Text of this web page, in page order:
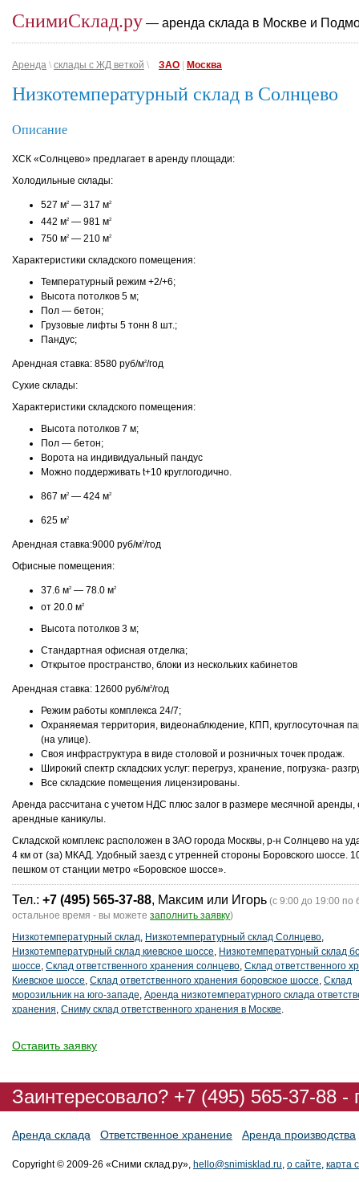
СнимиСклад.ру — аренда склада в Москве и
Аренда \ склады с ЖД веткой \ ЗАО Москва
Низкотемпературный склад в Солнцево
Описание
ХСК «Солнцево» предлагает в аренду площади:
Холодильные склады:
527 м2 — 317 м2
442 м2 — 981 м2
750 м2 — 210 м2
Характеристики складского помещения:
Температурный режим +2/+6;
Высота потолков 5 м;
Пол — бетон;
Грузовые лифты 5 тонн 8 шт.;
Пандус;
Арендная ставка: 8580 руб/м2/год
Сухие склады:
Характеристики складского помещения:
Высота потолков 7 м;
Пол — бетон;
Ворота на индивидуальный пандус
Можно поддерживать t+10 круглогодично.
867 м2 — 424 м2
625 м2
Арендная ставка:9000 руб/м2/год
Офисные помещения:
37.6 м2 — 78.0 м2
от 20.0 м2
Высота потолков 3 м;
Стандартная офисная отделка;
Открытое пространство, блоки из нескольких кабинетов
Арендная ставка: 12600 руб/м2/год
Режим работы комплекса 24/7;
Охраняемая территория, видеонаблюдение, КПП, круглосуточная
(на улице).
Своя инфраструктура в виде столовой и розничных точек продаж.
Широкий спектр складских услуг: перегруз, хранение, погрузка-
Все складские помещения лицензированы.
Аренда рассчитана с учетом НДС плюс залог в размере месячной аренды,
арендные каникулы.
Складской комплекс расположен в ЗАО города Москвы, р-н Солнцево на
4 км от (за) МКАД. Удобный заезд с утренней стороны Боровского шоссе.
пешком от станции метро «Боровское шоссе».
Тел.: +7 (495) 565-37-88, Максим или Игорь (с 9:00 до 19:00 по
остальное время - вы можете заполнить заявку)
Низкотемпературный склад, Низкотемпературный склад Солнцево,
Низкотемпературный склад киевское шоссе, Низкотемпературный склад
шоссе, Склад ответственного хранения солнцево, Склад ответственного
Киевское шоссе, Склад ответственного хранения боровское шоссе, Склад
морозильник на юго-западе, Аренда низкотемпературного склада
хранения, Сниму склад ответственного хранения в Москве.
Оставить заявку
Заинтересовало? +7 (495) 565-37-88
Аренда склада Ответственное хранение Аренда производства
Copyright © 2009-26 «Сними склад.ру», hello@snimisklad.ru, о сайте, карта